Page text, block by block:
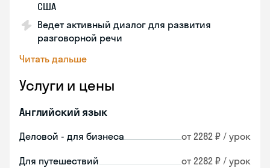
США
Ведет активный диалог для развития
разговорной речи
Читать дальше
Услуги и цены
Английский язык
Деловой - для бизнеса от 2282 ₽ / урок
Для путешествий от 2282 ₽ / урок